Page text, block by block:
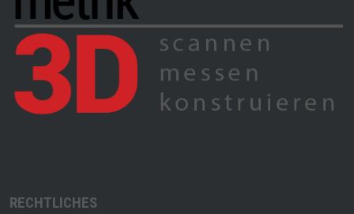
RECHTLICHES